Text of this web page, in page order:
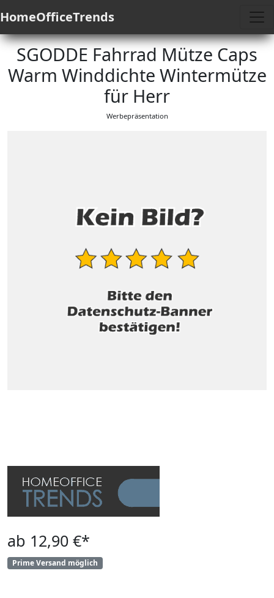
HomeOfficeTrends
SGODDE Fahrrad Mütze Caps
Warm Winddichte Wintermütze
für Herr
Werbepräsentation
ab 12,90 €*
Prime Versand möglich